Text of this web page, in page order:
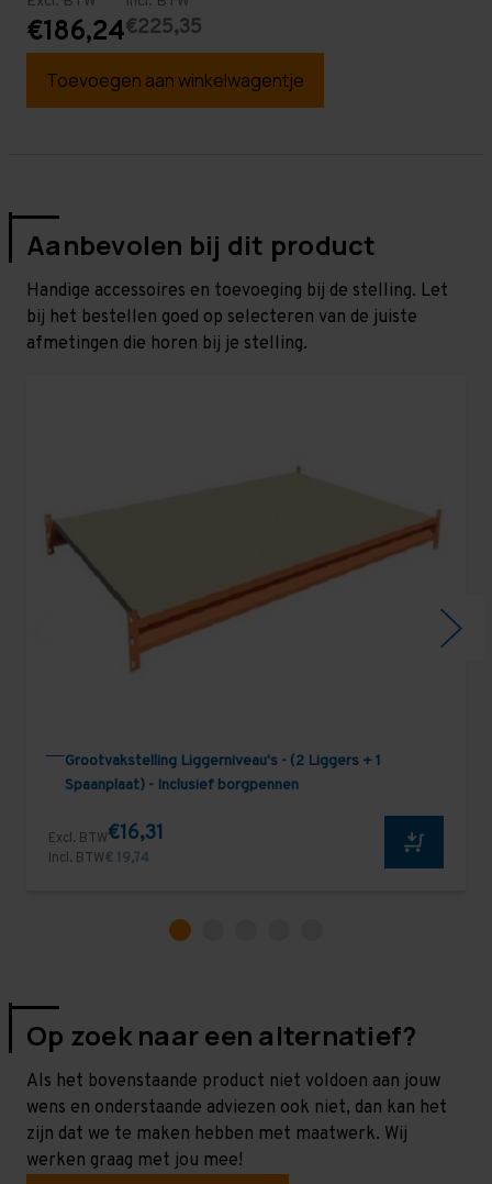
€186,24€225,35
Toevoegen aan winkelwagentje
Aanbevolen bij dit product
Handige accessoires en toevoeging bij de stelling. Let
bij het bestellen goed op selecteren van de juiste
afmetingen die horen bij je stelling.
Grootvakstelling Liggerniveau's - (2 Liggers + 1
Spaanplaat) - Inclusief borgpennen
Excl. BTW€16,31
Incl. BTW€ 19,74
Op zoek naar een alternatief?
Als het bovenstaande product niet voldoen aan jouw
wens en onderstaande adviezen ook niet, dan kan het
zijn dat we te maken hebben met maatwerk. Wij
werken graag met jou mee!